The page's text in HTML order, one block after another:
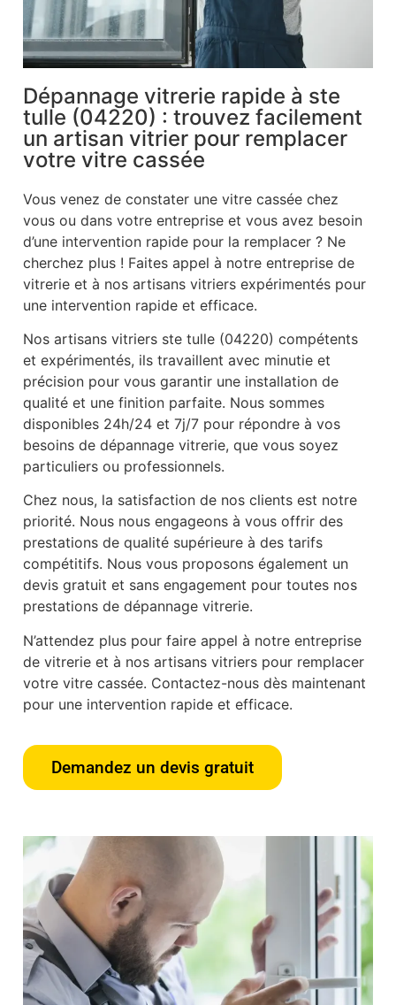
Dépannage vitrerie rapide à ste
tulle (04220) : trouvez facilement
un artisan vitrier pour remplacer
votre vitre cassée
Vous venez de constater une vitre cassée chez
vous ou dans votre entreprise et vous avez besoin
d’une intervention rapide pour la remplacer ? Ne
cherchez plus ! Faites appel à notre entreprise de
vitrerie et à nos artisans vitriers expérimentés pour
une intervention rapide et efficace.
Nos artisans vitriers ste tulle (04220) compétents
et expérimentés, ils travaillent avec minutie et
précision pour vous garantir une installation de
qualité et une finition parfaite. Nous sommes
disponibles 24h/24 et 7j/7 pour répondre à vos
besoins de dépannage vitrerie, que vous soyez
particuliers ou professionnels.
Chez nous, la satisfaction de nos clients est notre
priorité. Nous nous engageons à vous offrir des
prestations de qualité supérieure à des tarifs
compétitifs. Nous vous proposons également un
devis gratuit et sans engagement pour toutes nos
prestations de dépannage vitrerie.
N’attendez plus pour faire appel à notre entreprise
de vitrerie et à nos artisans vitriers pour remplacer
votre vitre cassée. Contactez-nous dès maintenant
pour une intervention rapide et efficace.
Demandez un devis gratuit